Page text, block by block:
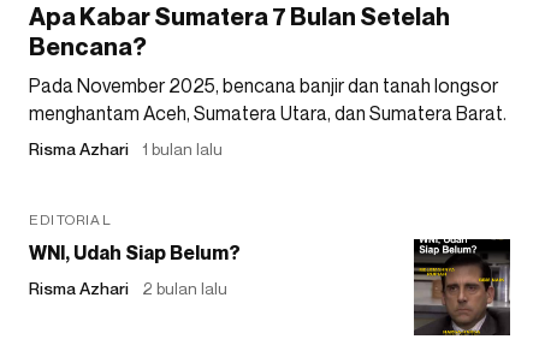
Apa Kabar Sumatera 7 Bulan Setelah
Bencana?
Pada November 2025, bencana banjir dan tanah longsor
menghantam Aceh, Sumatera Utara, dan Sumatera Barat.
Risma Azhari 1 bulan lalu
EDITORIAL
WNI, Udah Siap Belum?
Risma Azhari 2 bulan lalu